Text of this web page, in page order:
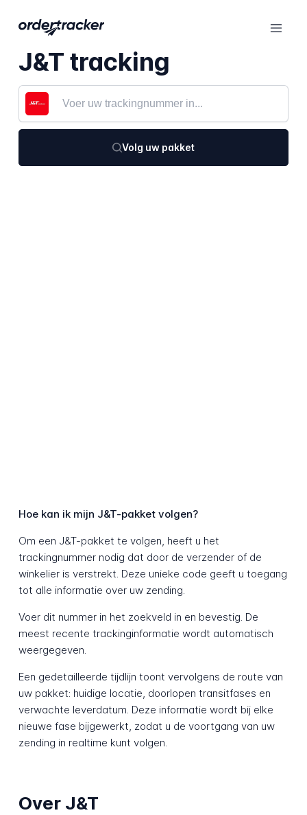
J&T tracking
Volg uw pakket
Hoe kan ik mijn J&T-pakket volgen?
Om een J&T-pakket te volgen, heeft u het
trackingnummer nodig dat door de verzender of de
winkelier is verstrekt. Deze unieke code geeft u toegang
tot alle informatie over uw zending.
Voer dit nummer in het zoekveld in en bevestig. De
meest recente trackinginformatie wordt automatisch
weergegeven.
Een gedetailleerde tijdlijn toont vervolgens de route van
uw pakket: huidige locatie, doorlopen transitfases en
verwachte leverdatum. Deze informatie wordt bij elke
nieuwe fase bijgewerkt, zodat u de voortgang van uw
zending in realtime kunt volgen.
Over J&T